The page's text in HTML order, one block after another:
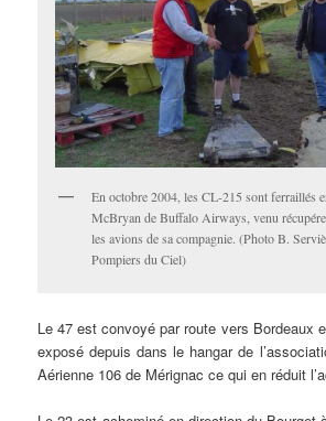
En octobre 2004, les CL-215 sont ferraillés
McBryan de Buffalo Airways, venu
les avions de sa compagnie. (Photo B.
Pompiers du Ciel)
Le 47 est convoyé par route vers Bordeaux
exposé depuis dans le hangar de
Aérienne 106 de Mérignac ce qui en réduit